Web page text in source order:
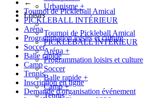
←
Tournoi de Pickleball Amical
PICKLEBALL INTÉRIEUR
Aréna
Programmation loisirs et culture
Soccer
Balle rapide
Camp
Tennis
Inscription en ligne
Demande d'organisation événement
Urbanisme +
Loisirs
Tournoi de Pickleball Amical
PICKLEBALL INTÉRIEUR
Aréna +
Programmation loisirs et culture
Soccer
Balle rapide +
Camp+
Tennis